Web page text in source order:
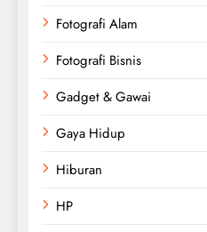
Fotografi Alam
Fotografi Bisnis
Gadget & Gawai
Gaya Hidup
Hiburan
HP